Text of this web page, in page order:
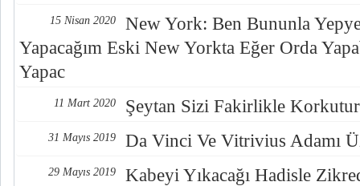
15 Nisan 2020
New York: Ben Bununla
Yapacağım Eski New Yorkta Eğer Orda
Yapac
11 Mart 2020 Şeytan Sizi Fakirlikle Korkutur
31 Mayıs 2019 Da Vinci Ve Vitrivius Adamı
29 Mayıs 2019
Kabeyi Yıkacağı Hadisle